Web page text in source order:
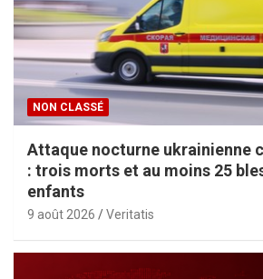
NON CLASSÉ
Attaque nocturne ukrainienne
: trois morts et au moins 25
enfants
9 août 2026 Veritatis